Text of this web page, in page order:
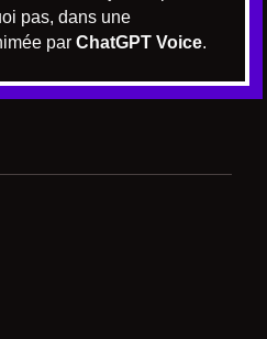
pas, dans une
par ChatGPT Voice.